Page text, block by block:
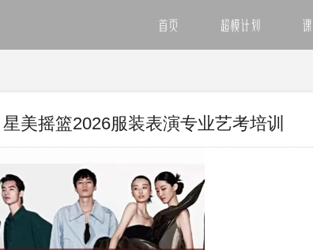
首页 超模计划
星美摇篮2026服装表演专业艺考培训